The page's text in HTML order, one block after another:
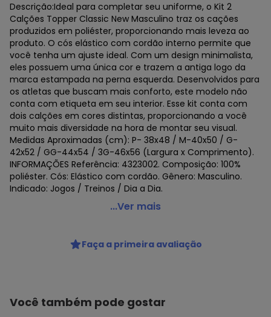
Descrição:Ideal para completar seu uniforme, o Kit 2
Calções Topper Classic New Masculino traz os cações
produzidos em poliéster, proporcionando mais leveza ao
produto. O cós elástico com cordão interno permite que
você tenha um ajuste ideal. Com um design minimalista,
eles possuem uma única cor e trazem a antiga logo da
marca estampada na perna esquerda. Desenvolvidos para
os atletas que buscam mais conforto, este modelo não
conta com etiqueta em seu interior. Esse kit conta com
dois calções em cores distintas, proporcionando a você
muito mais diversidade na hora de montar seu visual.
Medidas Aproximadas (cm): P- 38x48 / M-40x50 / G-
42x52 / GG-44x54 / 3G-46x56 (Largura x Comprimento).
INFORMAÇÕES Referência: 4323002. Composição: 100%
poliéster. Cós: Elástico com cordão. Gênero: Masculino.
Indicado: Jogos / Treinos / Dia a Dia.
Topper - Kit 2 Calções Topper Classic New Masculino
Código do produto: 22922489
algum dia do mês, para o menor tamanho disponível.
agosto/2026
...Ver mais
Faça a primeira avaliação
Você também pode gostar